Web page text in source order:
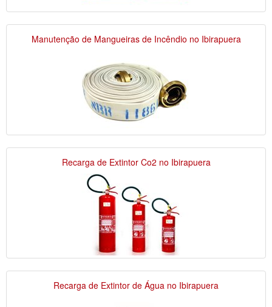
Manutenção de Mangueiras de Incêndio no Ibirapuera
Recarga de Extintor Co2 no Ibirapuera
Recarga de Extintor de Água no Ibirapuera